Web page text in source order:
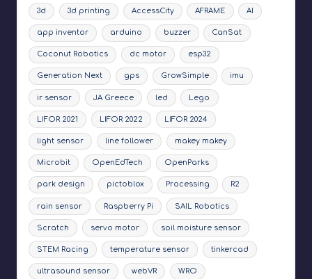
3d 3d printing AccessCity AFRAME AI
app inventor arduino buzzer CanSat
Coconut Robotics dc motor esp32
Generation Next gps GrowSimple imu
ir sensor JA Greece led Lego
LIFOR 2021 LIFOR 2022 LIFOR 2024
light sensor line follower makey makey
Microbit OpenEdTech OpenParks
park design pictoblox Processing R2
rain sensor Raspberry Pi SAIL Robotics
Scratch servo motor soil moisture sensor
STEM Racing temperature sensor tinkercad
ultrasound sensor webVR WRO